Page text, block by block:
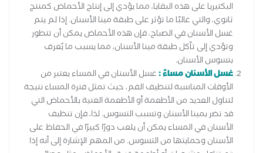
البكتيريا على هذه البقايا، مما يؤدي إلى إنتاج الأحماض كمنتج
ثانوي، والتي غالبًا ما تؤثر على طبقة مينا الأسنان. إذا لم يتم
غسل الأسنان في الصباح، فإن هذه الأحماض يمكن أن تتطور
وتؤدي إلى تآكل طبقة مينا الأسنان، مما يسبب ما يُعرف
بتسوس الأسنان.
غسل الأسنان مساءً :غسل الأسنان في المساء يعتبر من
الأوقات المناسبة لتنظيف الفم، حيث تمثل فترة المساء نتيجة
لتناول العديد من الأطعمة أو الأطعمة الغنية بالأحماض التي
قد تضر بمينا الأسنان وتسبب التسوس. لذا، فإن تنظيف
الأسنان في المساء يمكن أن يلعب دورًا كبيرًا في الحفاظ على
الأسنان وحمايتها من التسوس. من المهم الإشارة إلى أنه إذا